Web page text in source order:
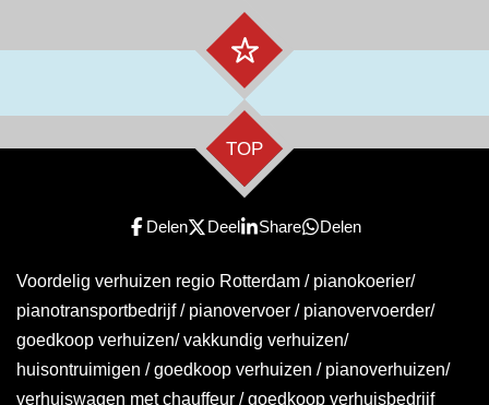
TOP
Delen Deel Share Delen
Voordelig verhuizen regio Rotterdam / pianokoerier/
pianotransportbedrijf / pianovervoer / pianovervoerder/
goedkoop verhuizen/ vakkundig verhuizen/
huisontruimigen / goedkoop verhuizen / pianoverhuizen/
verhuiswagen met chauffeur / goedkoop verhuisbedrijf